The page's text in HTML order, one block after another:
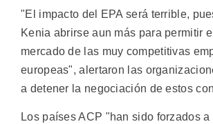
"El impacto del EPA será terrible,
Kenia abrirse aun más para permitir
mercado de las muy competitivas
europeas", alertaron las
a detener la negociación de estos
Los países ACP "han sido forzados a